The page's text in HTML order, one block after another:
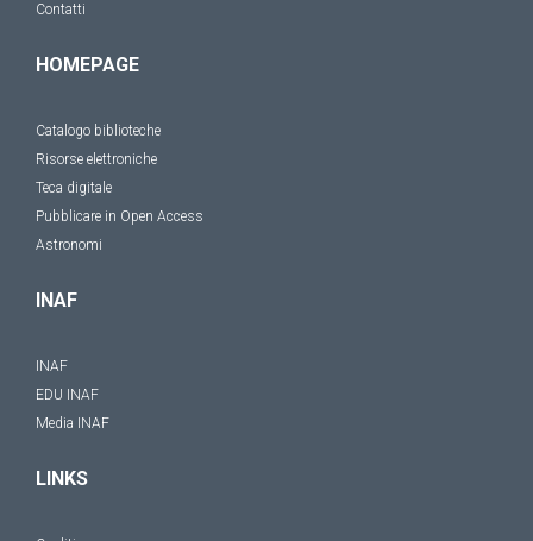
Contatti
HOMEPAGE
Catalogo biblioteche
Risorse elettroniche
Teca digitale
Pubblicare in Open Access
Astronomi
INAF
INAF
EDU INAF
Media INAF
LINKS